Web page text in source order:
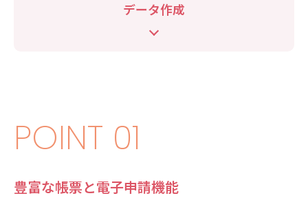
データ作成
POINT 01
豊富な帳票と電子申請機能